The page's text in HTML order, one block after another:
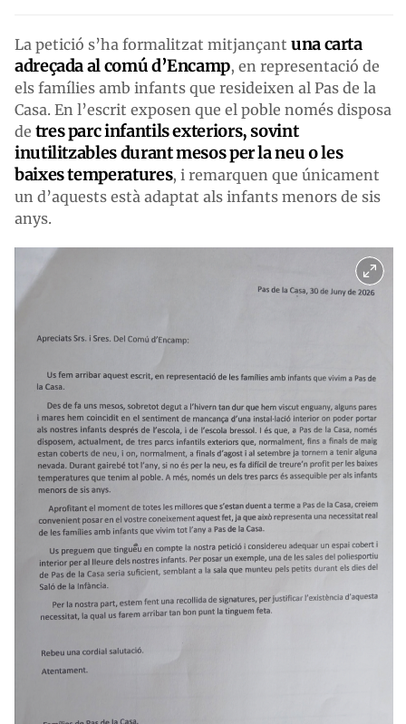
La petició s’ha formalitzat mitjançant una carta
adreçada al comú d’Encamp, en representació de
els famílies amb infants que resideixen al Pas de la
Casa. En l’escrit exposen que el poble només disposa
de tres parc infantils exteriors, sovint
inutilitzables durant mesos per la neu o les
baixes temperatures, i remarquen que únicament
un d’aquests està adaptat als infants menors de sis
anys.